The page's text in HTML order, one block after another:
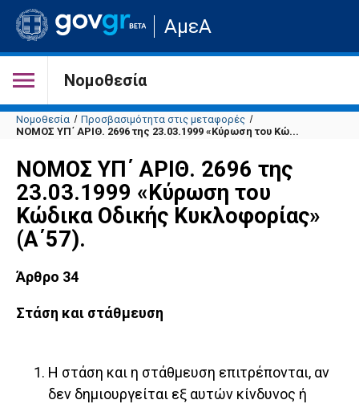
Μετάβαση
στην
σελίδα
του
ΑμεΑ
Νομοθεσία
Νομοθεσία
Προσβασιμότητα στις μεταφορές
ΝΟΜΟΣ ΥΠ΄ ΑΡΙΘ. 2696 της 23.03.1999 «Κύρωση του Κώ...
ΝΟΜΟΣ ΥΠ΄ ΑΡΙΘ. 2696 της
23.03.1999 «Κύρωση του
Κώδικα Οδικής Κυκλοφορίας»
(Α΄57).
Άρθρο 34
Στάση και στάθμευση
Η στάση και η στάθμευση επιτρέπονται, αν
δεν δημιουργείται εξ αυτών κίνδυνος ή